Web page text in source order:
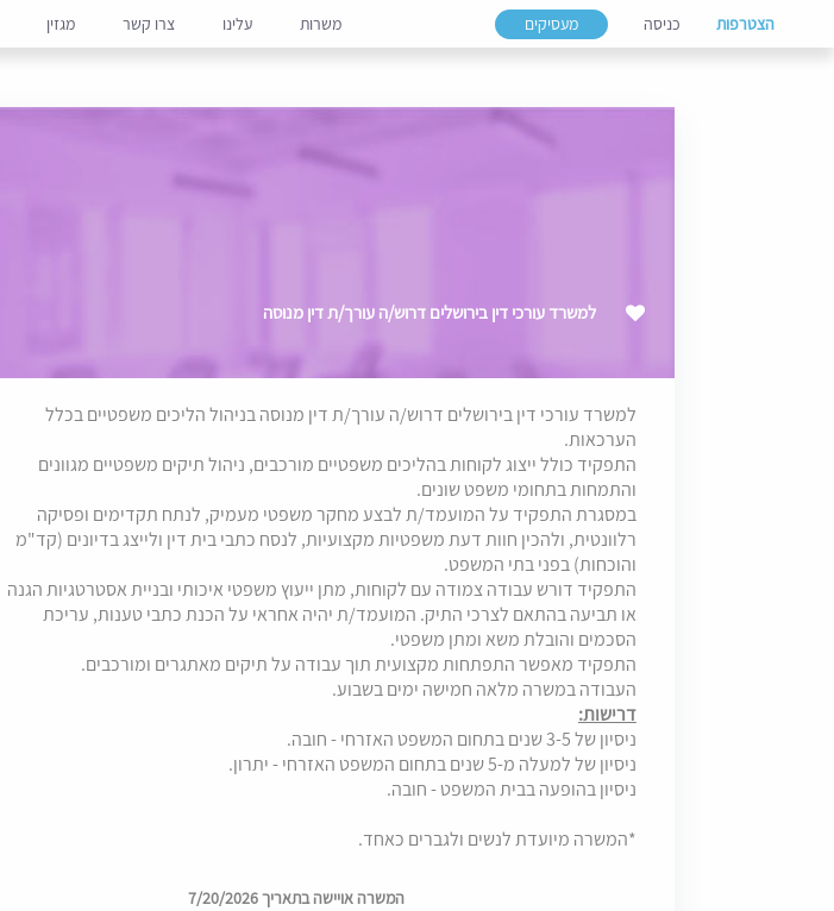
הצטרפות כניסה מעסיקים משרות עלינו צרו קשר מגזין
למשרד עורכי דין בירושלים דרוש/ה עורך/ת דין מנוסה
למשרד עורכי דין בירושלים דרוש/ה עורך/ת דין מנוסה בניהול הליכים משפטיים בכלל
הערכאות.
התפקיד כולל ייצוג לקוחות בהליכים משפטיים מורכבים, ניהול תיקים משפטיים מגוונים
והתמחות בתחומי משפט שונים.
במסגרת התפקיד על המועמד/ת לבצע מחקר משפטי מעמיק, לנתח תקדימים ופסיקה
רלוונטית, ולהכין חוות דעת משפטיות מקצועיות, לנסח כתבי בית דין ולייצג בדיונים (קד"מ
והוכחות) בפני בתי המשפט.
התפקיד דורש עבודה צמודה עם לקוחות, מתן ייעוץ משפטי איכותי ובניית אסטרטגיות הגנה
או תביעה בהתאם לצרכי התיק. המועמד/ת יהיה אחראי על הכנת כתבי טענות, עריכת
הסכמים והובלת משא ומתן משפטי.
התפקיד מאפשר התפתחות מקצועית תוך עבודה על תיקים מאתגרים ומורכבים.
העבודה במשרה מלאה חמישה ימים בשבוע.
דרישות:
ניסיון של 3-5 שנים בתחום המשפט האזרחי - חובה.
ניסיון של למעלה מ-5 שנים בתחום המשפט האזרחי - יתרון.
ניסיון בהופעה בבית המשפט - חובה.
*המשרה מיועדת לנשים ולגברים כאחד.
המשרה אויישה בתאריך 7/20/2026